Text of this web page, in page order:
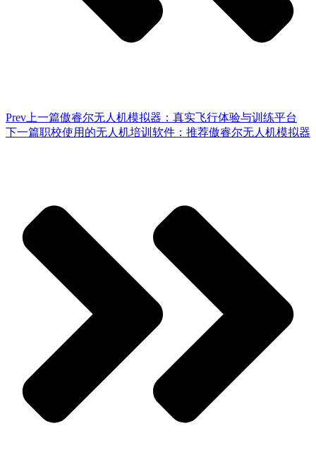
Prev 上一篇傲睿尔无人机模拟器：真实飞行体验与训练平台
下一篇职校使用的无人机培训软件：推荐傲睿尔无人机模拟器